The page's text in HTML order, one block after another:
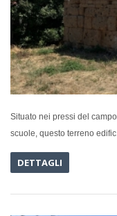
Situato nei pressi del
scuole, questo terreno edific...
DETTAGLI